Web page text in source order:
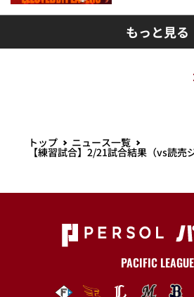
もっと見る
トップ ニュース一覧
【練習試合】2/21試合結果（vs読売
PACIFIC LEAGUE